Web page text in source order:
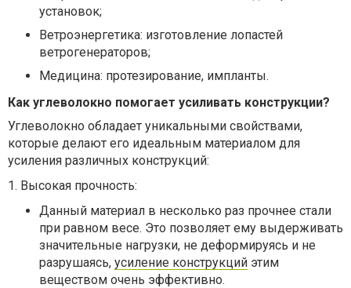
установок;
Ветроэнергетика: изготовление лопастей
ветрогенераторов;
Медицина: протезирование, импланты.
Как углеволокно помогает усиливать конструкции?
Углеволокно обладает уникальными свойствами,
которые делают его идеальным материалом для
усиления различных конструкций:
1. Высокая прочность:
Данный материал в несколько раз прочнее стали
при равном весе. Это позволяет ему выдерживать
значительные нагрузки, не деформируясь и не
разрушаясь, усиление конструкций этим
веществом очень эффективно.